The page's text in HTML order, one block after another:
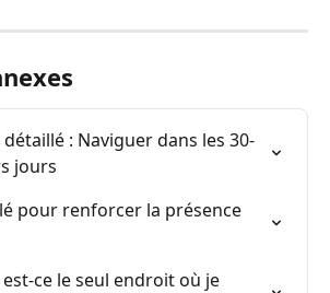
: Naviguer dans les 30-
jours
pour renforcer la présence
ce le seul endroit où je